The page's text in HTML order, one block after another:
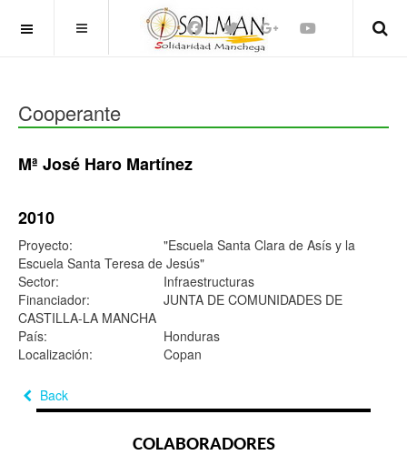
OFF CANVAS
Cooperante
Mª José Haro Martínez
2010
Proyecto:
"Escuela Santa Clara de Asís y la
Escuela Santa Teresa de Jesús"
Sector:
Infraestructuras
Financiador:
JUNTA DE COMUNIDADES DE
CASTILLA-LA MANCHA
País:
Honduras
Localización:
Copan
Back
COLABORADORES